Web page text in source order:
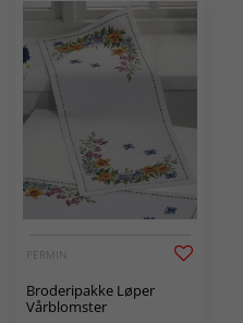
PERMIN
Broderipakke Løper
Vårblomster